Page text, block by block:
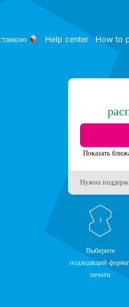
Help center How to
Нужна
1
Выберите
подходящий
печати